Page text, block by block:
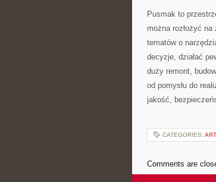
Pusmak to
można rozłożyć
tematów o
decyzje, działać
duży remont,
od pomysłu do
jakość,
CATEGORIES:
Comments are